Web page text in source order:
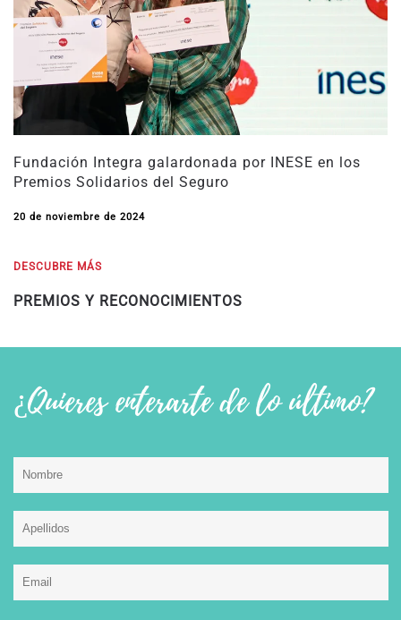
Fundación Integra galardonada por INESE en los
Premios Solidarios del Seguro
20 de noviembre de 2024
DESCUBRE MÁS
PREMIOS Y RECONOCIMIENTOS
¿Quieres enterarte de lo último?